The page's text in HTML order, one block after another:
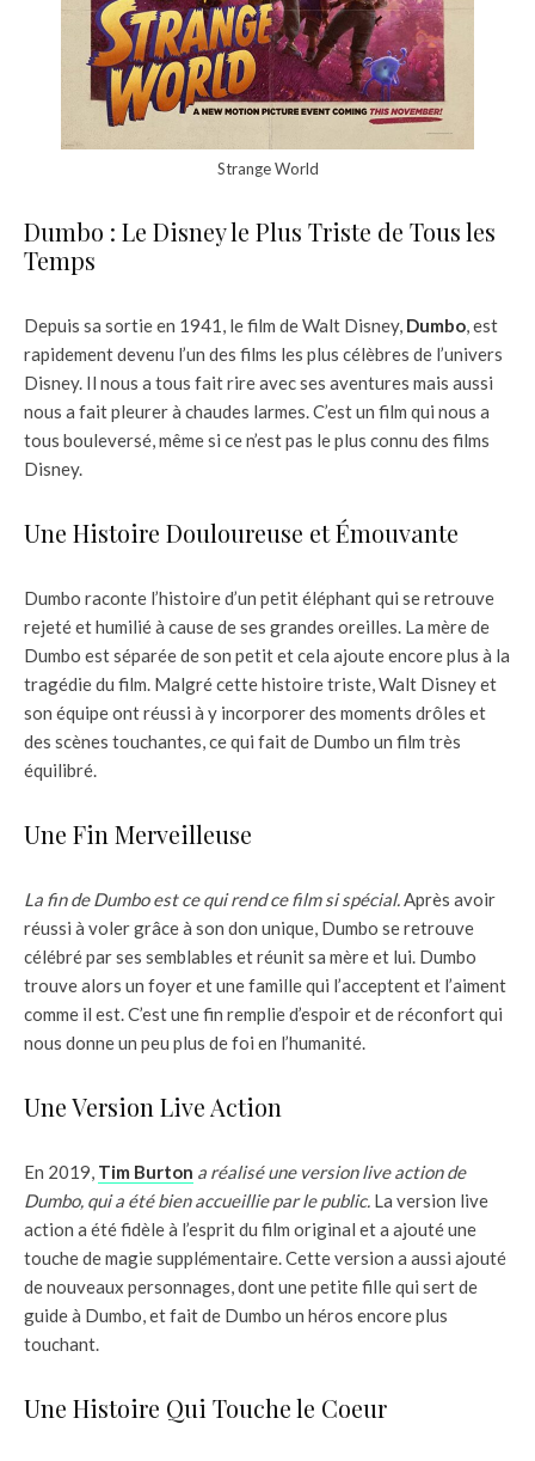
Strange World
Dumbo : Le Disney le Plus Triste de Tous les
Temps
Depuis sa sortie en 1941, le film de Walt Disney, Dumbo, est
rapidement devenu l’un des films les plus célèbres de l’univers
Disney. Il nous a tous fait rire avec ses aventures mais aussi
nous a fait pleurer à chaudes larmes. C’est un film qui nous a
tous bouleversé, même si ce n’est pas le plus connu des films
Disney.
Une Histoire Douloureuse et Émouvante
Dumbo raconte l’histoire d’un petit éléphant qui se retrouve
rejeté et humilié à cause de ses grandes oreilles. La mère de
Dumbo est séparée de son petit et cela ajoute encore plus à la
tragédie du film. Malgré cette histoire triste, Walt Disney et
son équipe ont réussi à y incorporer des moments drôles et
des scènes touchantes, ce qui fait de Dumbo un film très
équilibré.
Une Fin Merveilleuse
La fin de Dumbo est ce qui rend ce film si spécial.Après avoir
réussi à voler grâce à son don unique, Dumbo se retrouve
célébré par ses semblables et réunit sa mère et lui. Dumbo
trouve alors un foyer et une famille qui l’acceptent et l’aiment
comme il est. C’est une fin remplie d’espoir et de réconfort qui
nous donne un peu plus de foi en l’humanité.
Une Version Live Action
En 2019, Tim Burton a réalisé une version live action de
Dumbo, qui a été bien accueillie par le public. La version live
action a été fidèle à l’esprit du film original et a ajouté une
touche de magie supplémentaire. Cette version a aussi ajouté
de nouveaux personnages, dont une petite fille qui sert de
guide à Dumbo, et fait de Dumbo un héros encore plus
touchant.
Une Histoire Qui Touche le Coeur